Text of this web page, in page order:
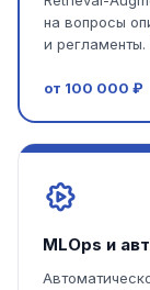
на вопросы
и
от 100 000 ₽
MLOps и